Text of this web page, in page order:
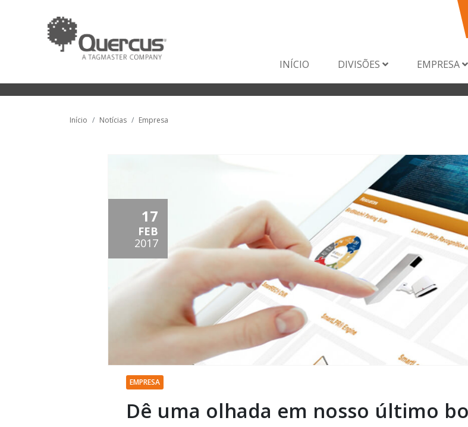
INÍCIO DIVISÕES EMPRESA
Início Notícias Empresa
17
FEB
2017
EMPRESA
Dê uma olhada em nosso último